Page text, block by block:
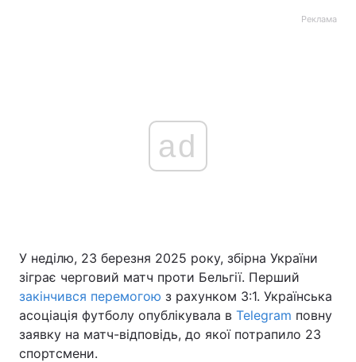
Реклама
ad
У неділю, 23 березня 2025 року, збірна України
зіграє черговий матч проти Бельгії. Перший
закінчився перемогою з рахунком 3:1. Українська
асоціація футболу опублікувала в Telegram повну
заявку на матч-відповідь, до якої потрапило 23
спортсмени.